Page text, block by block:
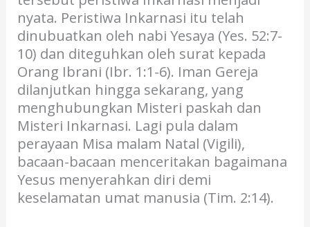
nyata. Peristiwa Inkarnasi itu telah
dinubuatkan oleh nabi Yesaya (Yes. 52:7-
10) dan diteguhkan oleh surat kepada
Orang Ibrani (Ibr. 1:1-6). Iman Gereja
dilanjutkan hingga sekarang, yang
menghubungkan Misteri paskah dan
Misteri Inkarnasi. Lagi pula dalam
perayaan Misa malam Natal (Vigili),
bacaan-bacaan menceritakan bagaimana
Yesus menyerahkan diri demi
keselamatan umat manusia (Tim. 2:14).